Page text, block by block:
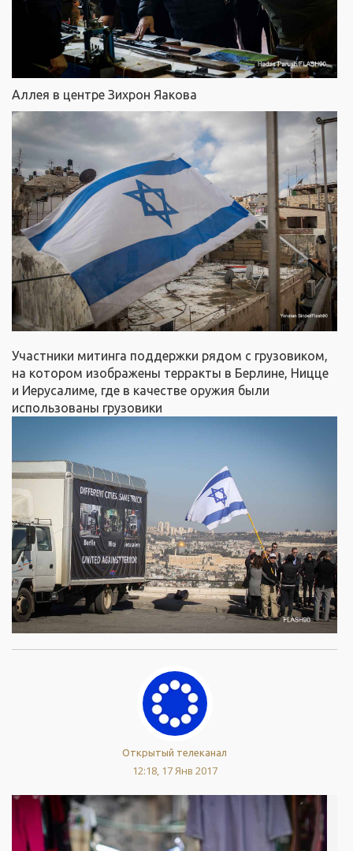
Аллея в центре Зихрон Яакова
Участники митинга поддержки рядом с грузовиком,
на котором изображены терракты в Берлине, Ницце
и Иерусалиме, где в качестве оружия были
использованы грузовики
Открытый телеканал
12:18, 17 Янв 2017